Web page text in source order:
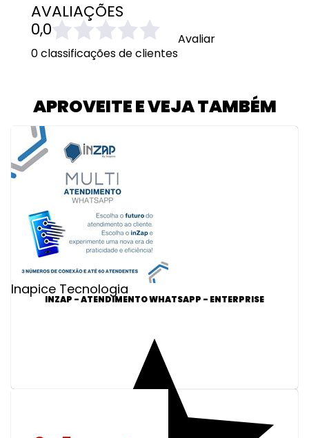
AVALIAÇÕES
0,0
0 classificações de clientes
Avaliar
APROVEITE E VEJA TAMBÉM
Inapice Tecnologia
INZAP - ATENDIMENTO WHATSAPP - ENTERPRISE